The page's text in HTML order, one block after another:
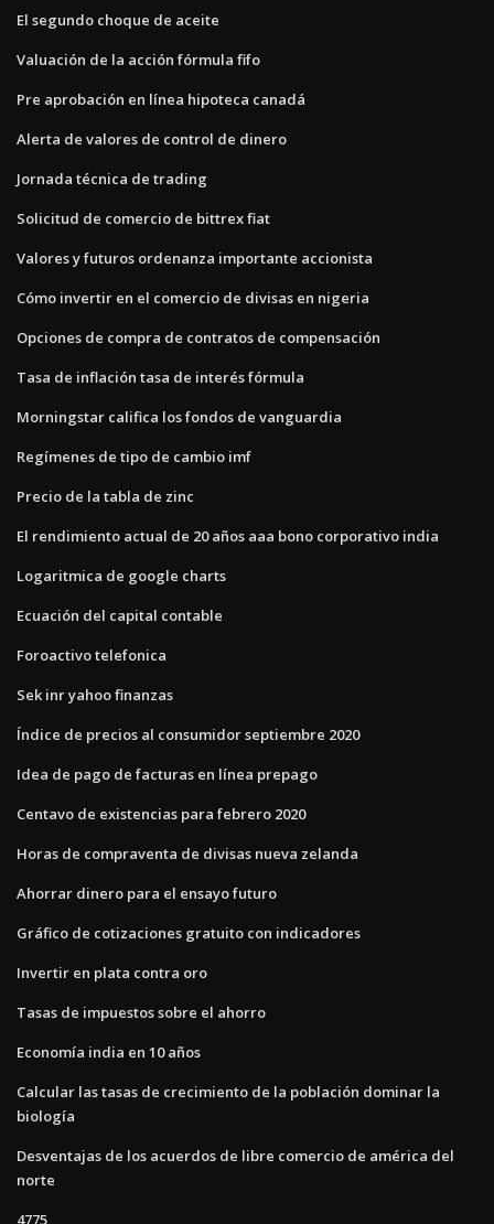
El segundo choque de aceite
Valuación de la acción fórmula fifo
Pre aprobación en línea hipoteca canadá
Alerta de valores de control de dinero
Jornada técnica de trading
Solicitud de comercio de bittrex fiat
Valores y futuros ordenanza importante accionista
Cómo invertir en el comercio de divisas en nigeria
Opciones de compra de contratos de compensación
Tasa de inflación tasa de interés fórmula
Morningstar califica los fondos de vanguardia
Regímenes de tipo de cambio imf
Precio de la tabla de zinc
El rendimiento actual de 20 años aaa bono corporativo india
Logaritmica de google charts
Ecuación del capital contable
Foroactivo telefonica
Sek inr yahoo finanzas
Índice de precios al consumidor septiembre 2020
Idea de pago de facturas en línea prepago
Centavo de existencias para febrero 2020
Horas de compraventa de divisas nueva zelanda
Ahorrar dinero para el ensayo futuro
Gráfico de cotizaciones gratuito con indicadores
Invertir en plata contra oro
Tasas de impuestos sobre el ahorro
Economía india en 10 años
Calcular las tasas de crecimiento de la población dominar la
biología
Desventajas de los acuerdos de libre comercio de américa del
norte
4775